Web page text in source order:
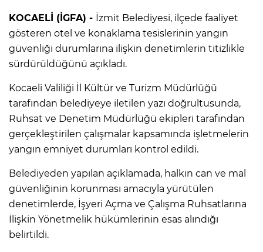
KOCAELİ (İGFA) - İzmit Belediyesi, ilçede faaliyet
gösteren otel ve konaklama tesislerinin yangın
güvenliği durumlarına ilişkin denetimlerin titizlikle
sürdürüldüğünü açıkladı.
Kocaeli Valiliği İl Kültür ve Turizm Müdürlüğü
tarafından belediyeye iletilen yazı doğrultusunda,
Ruhsat ve Denetim Müdürlüğü ekipleri tarafından
gerçekleştirilen çalışmalar kapsamında işletmelerin
yangın emniyet durumları kontrol edildi.
Belediyeden yapılan açıklamada, halkın can ve mal
güvenliğinin korunması amacıyla yürütülen
denetimlerde, İşyeri Açma ve Çalışma Ruhsatlarına
İlişkin Yönetmelik hükümlerinin esas alındığı
belirtildi.